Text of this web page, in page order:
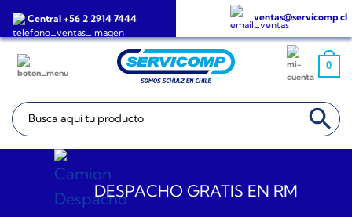
Saltar
Central +56 2 2914 7444 ventas@servicomp.cl
0
Buscar: BOTÓN DE
DESPACHO GRATIS EN RM